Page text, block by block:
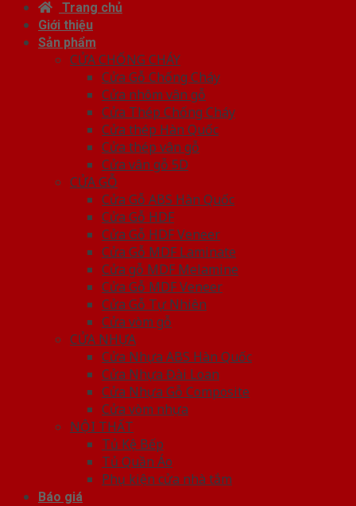
Trang chủ
Giới thiệu
Sản phẩm
CỬA CHỐNG CHÁY
Cửa Gỗ Chống Cháy
Cửa nhôm vân gỗ
Cửa Thép Chống Cháy
Cửa thép Hàn Quốc
Cửa thép vân gỗ
Cửa vân gỗ 5D
CỬA GỖ
Cửa Gỗ ABS Hàn Quốc
Cửa Gỗ HDF
Cửa Gỗ HDF Veneer
Cửa Gỗ MDF Laminate
Cửa gỗ MDF Melamine
Cửa Gỗ MDF Veneer
Cửa Gỗ Tự Nhiên
Cửa vòm gỗ
CỬA NHỰA
Cửa Nhựa ABS Hàn Quốc
Cửa Nhựa Đài Loan
Cửa Nhựa Gỗ Composite
Cửa vòm nhựa
NỘI THẤT
Tủ Kệ Bếp
Tủ Quần Áo
Phụ kiện cửa nhà tắm
Báo giá